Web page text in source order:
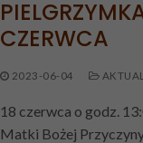
CZERWCA
2023-06-04
18 czerwca o godz.
Matki Bożej